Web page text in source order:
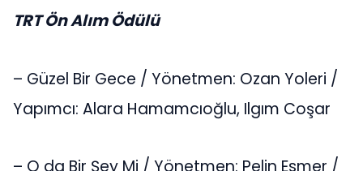
TRT Ön Alım Ödülü
– Güzel Bir Gece / Yönetmen: Ozan Yoleri /
Yapımcı: Alara Hamamcıoğlu, Ilgım Coşar